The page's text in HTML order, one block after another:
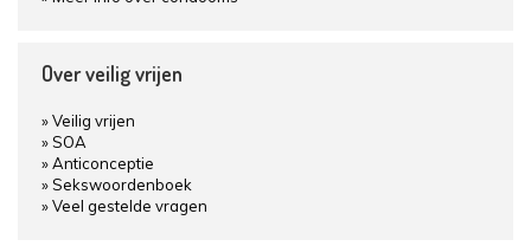
Over veilig vrijen
Veilig vrijen
SOA
Anticonceptie
Sekswoordenboek
Veel gestelde vragen